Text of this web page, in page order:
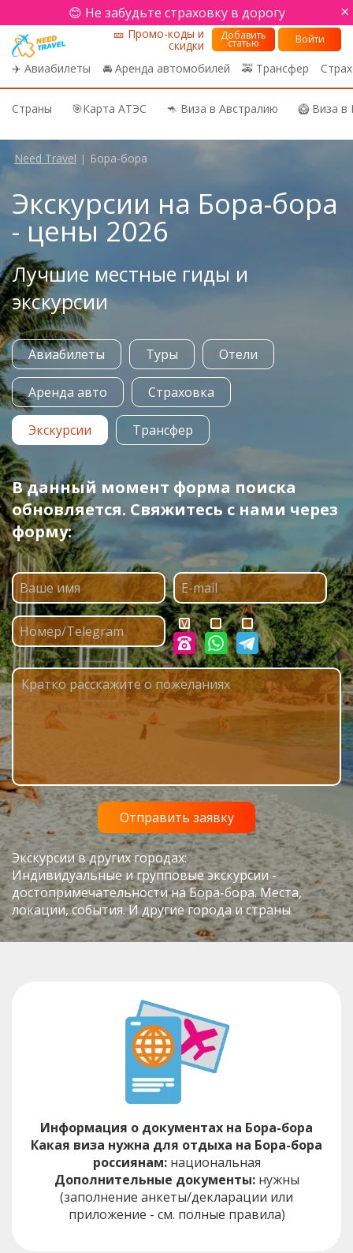
😊 Не забудьте страховку в дорогу ×
✈️ Авиабилеты 🚘 Аренда автомобилей 🚕 Трансфер
🎫 Промо-коды и
скидки
Добавить
статью Войти
Страны 🎯Карта АТЭС 🦘 Виза в Австралию 🥝 Виза
Need Travel | Бора-бора
Экскурсии на Бора-бора
- цены 2026
Лучшие местные гиды и
экскурсии
Авиабилеты Туры Отели
Аренда авто Страховка
Экскурсии Трансфер
В данный момент форма поиска
обновляется. Свяжитесь с нами через
форму:
Экскурсии в других городах:
Индивидуальные и групповые экскурсии -
достопримечательности на Бора-бора. Места,
локации, события. И другие города и страны
Информация о документах на Бора-бора
Какая виза нужна для отдыха на Бора-бора
россиянам:национальная
Дополнительные документы:нужны
(заполнение анкеты/декларации или
приложение - см. полные правила)